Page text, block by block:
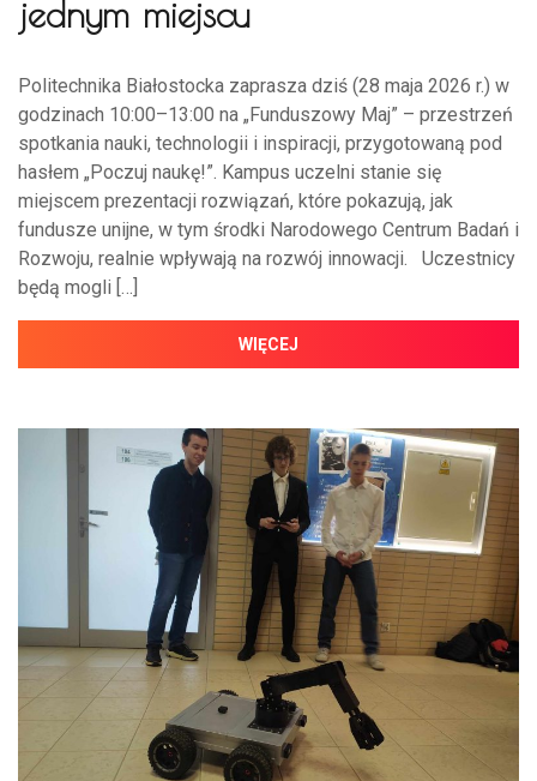
jednym miejscu
Politechnika Białostocka zaprasza dziś (28 maja 2026 r.) w
godzinach 10:00–13:00 na „Funduszowy Maj” – przestrzeń
spotkania nauki, technologii i inspiracji, przygotowaną pod
hasłem „Poczuj naukę!”. Kampus uczelni stanie się
miejscem prezentacji rozwiązań, które pokazują, jak
fundusze unijne, w tym środki Narodowego Centrum Badań i
Rozwoju, realnie wpływają na rozwój innowacji. Uczestnicy
będą mogli […]
WIĘCEJ